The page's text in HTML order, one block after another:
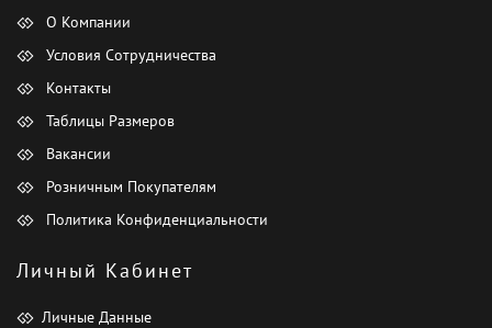
О Компании
Условия Сотрудничества
Контакты
Таблицы Размеров
Вакансии
Розничным Покупателям
Политика Конфиденциальности
Личный Кабинет
Личные Данные